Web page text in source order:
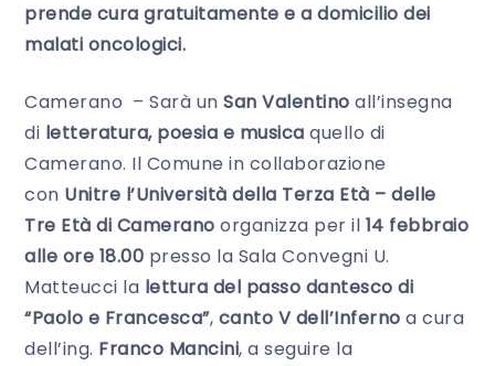
prende cura gratuitamente e a domicilio dei
malati oncologici.
Camerano – Sarà un San Valentino all’insegna
di letteratura, poesia e musica quello di
Camerano. Il Comune in collaborazione
con Unitre l’Università della Terza Età – delle
Tre Età di Camerano organizza per il 14 febbraio
alle ore 18.00 presso la Sala Convegni U.
Matteucci la lettura del passo dantesco di
“Paolo e Francesca”, canto V dell’Inferno a cura
dell’ing. Franco Mancini, a seguire la